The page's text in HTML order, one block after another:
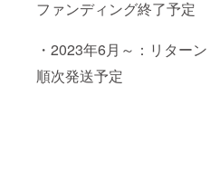
ファンディング終了予定
・2023年6月～：リターン
順次発送予定